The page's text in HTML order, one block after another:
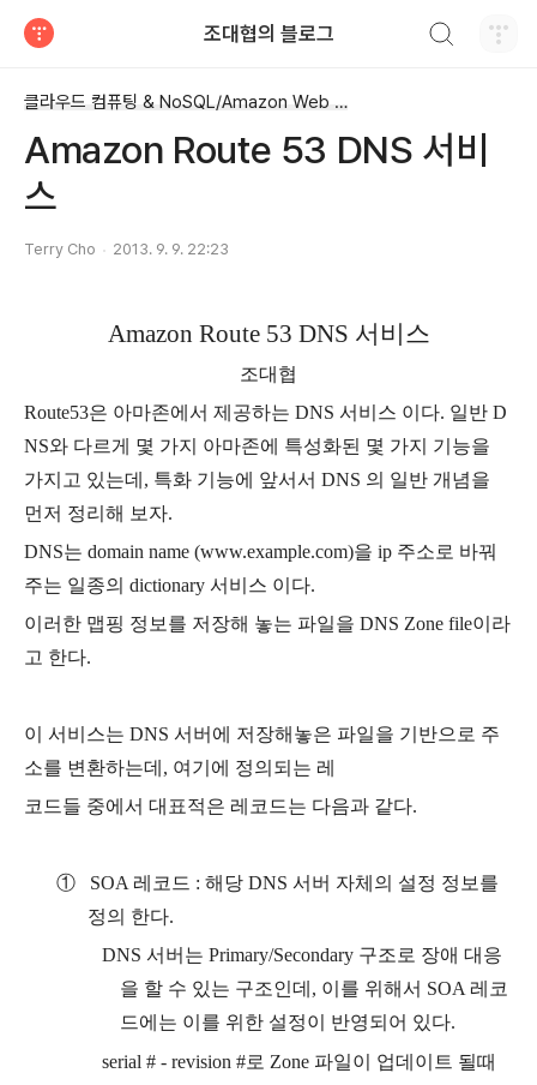
조대협의 블로그
클라우드 컴퓨팅 & NoSQL/Amazon Web Service
Amazon Route 53 DNS 서비
스
Terry Cho 2013. 9. 9. 22:23
Amazon Route 53 DNS 서비스
조대협
Route53은 아마존에서 제공하는 DNS 서비스 이다. 일반 D
NS와 다르게 몇 가지 아마존에 특성화된 몇 가지 기능을
가지고 있는데 , 특화 기능에 앞서서 DNS 의 일반 개념을
먼저 정리해 보자.
DNS는 domain name (www.example.com)을 ip 주소로 바꿔
주는 일종의 dictionary 서비스 이다.
이러한 맵핑 정보를 저장해 놓는 파일을 DNS Zone file이라
고 한다.
이 서비스는 DNS 서버에 저장해놓은 파일을 기반으로 주
소를 변환하는데 , 여기에 정의되는 레
코드들 중에서 대표적은 레코드는 다음과 같다.
① SOA 레코드 : 해당DNS 서버 자체의 설정 정보를
정의 한다.
DNS서버는 Primary/Secondary 구조로 장애 대응
을 할 수 있는 구조인데 , 이를 위해서 SOA 레코
드에는 이를 위한 설정이 반영되어 있다.
serial # - revision #로 Zone 파일이 업데이트 될때